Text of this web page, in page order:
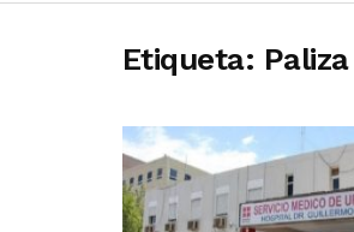
Etiqueta: Paliza